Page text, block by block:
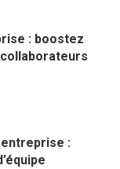
: boostez
: